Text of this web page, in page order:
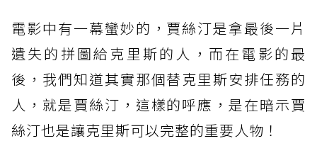
電影中有一幕蠻妙的，賈絲汀是拿最後一片
遺失的拼圖給克里斯的人，而在電影的最
後，我們知道其實那個替克里斯安排任務的
人，就是賈絲汀，這樣的呼應，是在暗示賈
絲汀也是讓克里斯可以完整的重要人物！